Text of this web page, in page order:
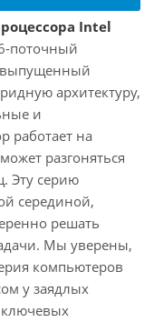
Intel
поточный
выпущенный
архитектуру,
и
работает на
разгоняться
Эту серию
серединой,
решать
Мы уверены,
компьютеров
у заядлых
ключевых